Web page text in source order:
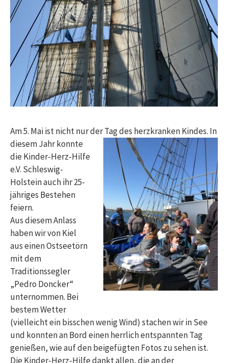
Am 5. Mai ist nicht nur der Tag des herzkranken Kindes. In
diesem Jahr konnte
die Kinder-Herz-Hilfe
e.V. Schleswig-
Holstein auch ihr 25-
jähriges Bestehen
feiern.
Aus diesem Anlass
haben wir von Kiel
aus einen Ostseetörn
mit dem
Traditionssegler
„Pedro Doncker“
unternommen. Bei
bestem Wetter
(vielleicht ein bisschen wenig Wind) stachen wir in See
und konnten an Bord einen herrlich entspannten Tag
genießen, wie auf den beigefügten Fotos zu sehen ist.
Die Kinder-Herz-Hilfe dankt allen, die an der